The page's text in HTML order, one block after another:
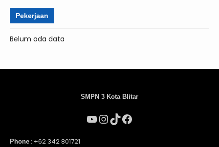
Pekerjaan
Belum ada data
SMPN 3 Kota Blitar
Phone : +62 342 801721